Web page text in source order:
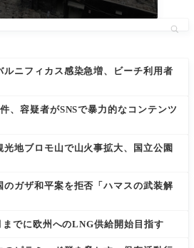
ルニフィカス感染急増、ビーチ利用者
、容疑者がSNSで暴力的なコンテンツ
光地ブロモ山で山火事拡大、国立公園
のガザ和平案を拒否「ハマスの武装解
でに欧州へのLNG供給開始目指す